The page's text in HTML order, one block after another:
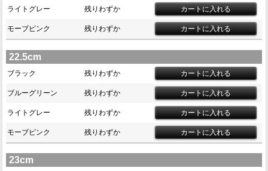
ライトグレー 残りわずか
モーブピンク 残りわずか
22.5cm
ブラック 残りわずか
ブルーグリーン 残りわずか
ライトグレー 残りわずか
モーブピンク 残りわずか
23cm